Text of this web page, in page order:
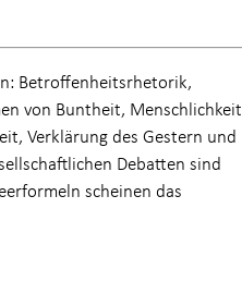
Betroffenheitsrhetorik,
von Buntheit, Menschlichkeit
Verklärung des Gestern und
Debatten sind
scheinen das